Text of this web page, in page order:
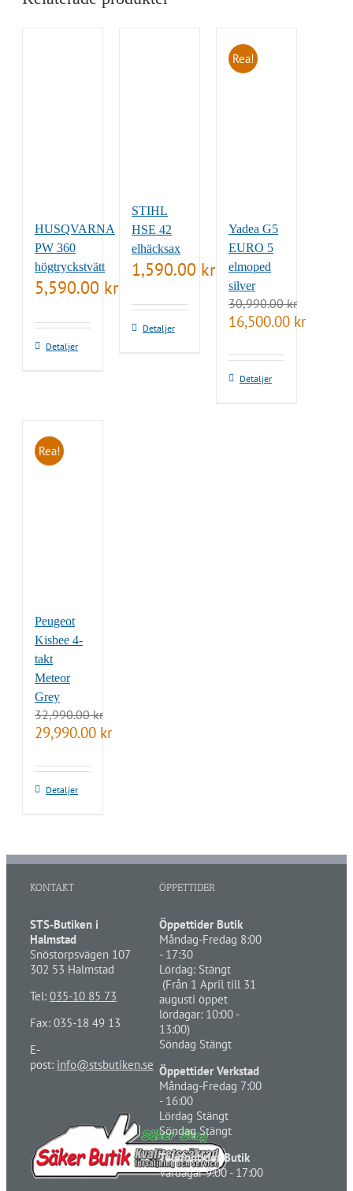
HUSQVARNA
PW 360
högtryckstvätt
5,590.00 kr
Detaljer
STIHL
HSE 42
elhäcksax
1,590.00 kr
Detaljer
Rea!
Yadea G5
EURO 5
elmoped
silver
30,990.00kr
Det
ursprungliga
var:
30,990.00 kr.
16,500.00 krDet
Detaljer
Rea!
Peugeot
Kisbee 4-
takt
Meteor
Grey
32,990.00kr
Det
ursprungliga
var:
32,990.00 kr.
29,990.00 krDet
Detaljer
KONTAKT
STS-Butiken i
Halmstad
Snöstorpsvägen 107
302 53 Halmstad
Tel: 035-10 85 73
Fax: 035-18 49 13
E-
post: info@stsbutiken.se
ÖPPETTIDER
Öppettider Butik
Måndag-Fredag 8:00
- 17:30
Lördag: Stängt
(Från 1 April till 31
augusti öppet
lördagar: 10:00 -
13:00)
Söndag Stängt
Öppettider Verkstad
Måndag-Fredag 7:00
- 16:00
Lördag Stängt
Söndag Stängt
Telefontider Butik
Vardagar 9:00 - 17:00